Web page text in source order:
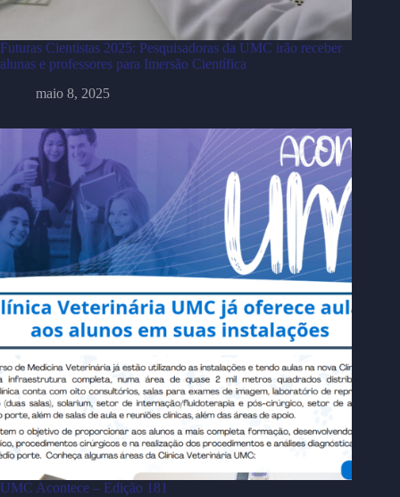
Futuras Cientistas 2025: Pesquisadoras da UMC irão receber
alunas e professores para Imersão Científica
maio 8, 2025
UMC Acontece – Edição 181